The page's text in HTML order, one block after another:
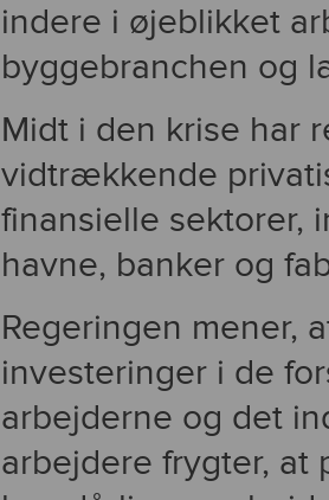
indere i øjeblikket
byggebranchen og
Midt i den krise har
vidtrækkende
finansielle sektorer,
havne, banker og
Regeringen mener,
investeringer i de
arbejderne og det
arbejdere frygter, at